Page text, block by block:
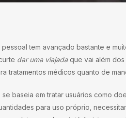
tem avançado bastante e
dar uma viajada que vai além
tratamentos médicos quanto de
baseia em tratar usuários como
para uso próprio,